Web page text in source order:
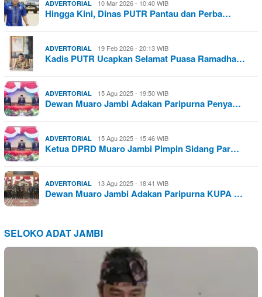
ADVERTORIAL 10 Mar 2026 - 10:40 WIB
Hingga Kini, Dinas PUTR Pantau dan Perba…
ADVERTORIAL 19 Feb 2026 - 20:13 WIB
Kadis PUTR Ucapkan Selamat Puasa Ramadha…
ADVERTORIAL 15 Agu 2025 - 19:50 WIB
Dewan Muaro Jambi Adakan Paripurna Penya…
ADVERTORIAL 15 Agu 2025 - 15:46 WIB
Ketua DPRD Muaro Jambi Pimpin Sidang Par…
ADVERTORIAL 13 Agu 2025 - 18:41 WIB
Dewan Muaro Jambi Adakan Paripurna KUPA …
SELOKO ADAT JAMBI